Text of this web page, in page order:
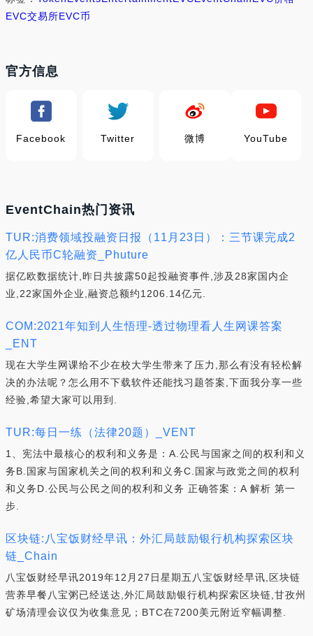
EVC交易所EVC币
官方信息
Facebook Twitter 微博 YouTube
EventChain热门资讯
TUR:消费领域投融资日报（11月23日）：三节课完成2
亿人民币C轮融资_Phuture
据亿欧数据统计,昨日共披露50起投融资事件,涉及28家国内企
业,22家国外企业,融资总额约1206.14亿元.
COM:2021年知到人生悟理-透过物理看人生网课答案
_ENT
现在大学生网课给不少在校大学生带来了压力,那么有没有轻松解
决的办法呢？怎么用不下载软件还能找习题答案,下面我分享一些
经验,希望大家可以用到.
TUR:每日一练（法律20题）_VENT
1、宪法中最核心的权利和义务是：A.公民与国家之间的权利和义
务B.国家与国家机关之间的权利和义务C.国家与政党之间的权利
和义务D.公民与公民之间的权利和义务 正确答案：A 解析 第一
步.
区块链:八宝饭财经早讯：外汇局鼓励银行机构探索区块
链_Chain
八宝饭财经早讯2019年12月27日星期五八宝饭财经早讯,区块链
营养早餐八宝粥已经送达,外汇局鼓励银行机构探索区块链,甘孜州
矿场清理会议仅为收集意见；BTC在7200美元附近窄幅调整.